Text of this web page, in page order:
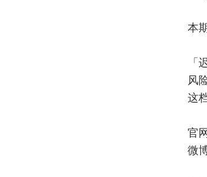
本
「
风
这
官
微